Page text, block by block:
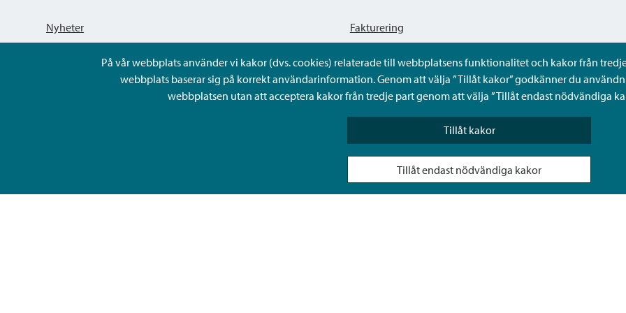
På vår webbplats använder vi kakor (dvs. cookies) relaterade till webbplatsens funktionalitet och kakor från
webbplats baserar sig på korrekt användarinformation. Genom att välja ”Tillåt kakor” godkänner du
webbplatsen utan att acceptera kakor från tredje part genom att välja ”Tillåt endast nödvändiga
Tillåt kakor
Tillåt endast nödvändiga kakor
Nyheter
Kungörelser
Fakturering
Dataskyddsbeskrivning
Tillgänglighetsutlåtande
Sköta ärenden för någon annan i Sibbos Mina tjänster